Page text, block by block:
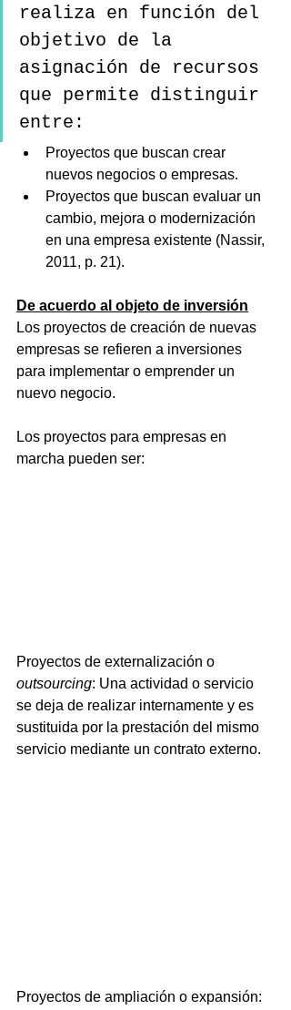
realiza en función del
objetivo de la
asignación de recursos
que permite distinguir
entre:
Proyectos que buscan crear
nuevos negocios o empresas.
Proyectos que buscan evaluar un
cambio, mejora o modernización
en una empresa existente (Nassir,
2011, p. 21).
De acuerdo al objeto de inversión
Los proyectos de creación de nuevas
empresas se refieren a inversiones
para implementar o emprender un
nuevo negocio.
Los proyectos para empresas en
marcha pueden ser:
Proyectos de externalización o
outsourcing: Una actividad o servicio
se deja de realizar internamente y es
sustituida por la prestación del mismo
servicio mediante un contrato externo.
Proyectos de ampliación o expansión: